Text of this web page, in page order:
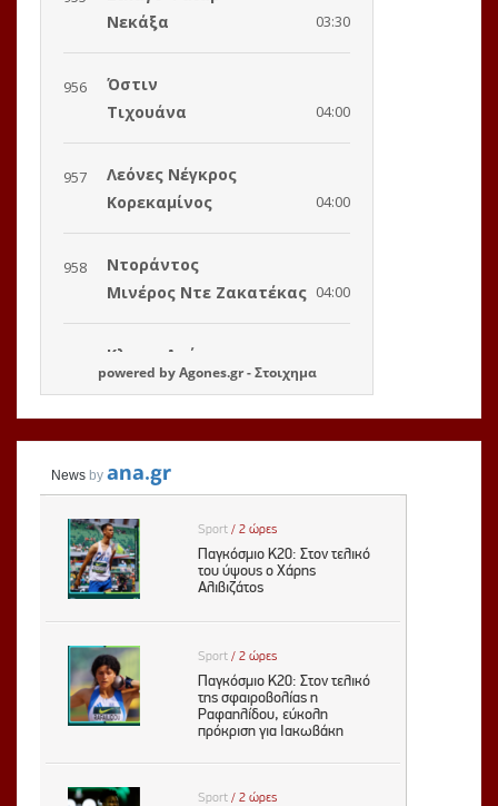
powered byAgones.gr-Στοιχημα